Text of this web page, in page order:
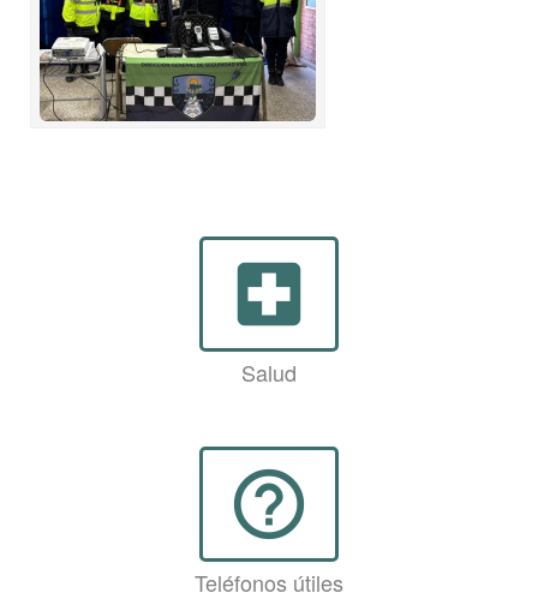
local_hospital
Salud
help_outline
Teléfonos útiles